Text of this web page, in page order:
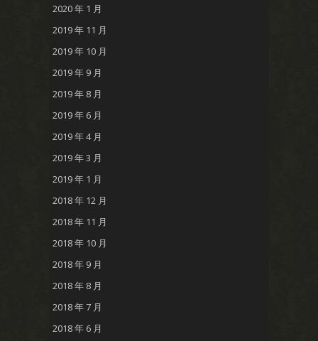
2020 年 1 月
2019 年 11 月
2019 年 10 月
2019 年 9 月
2019 年 8 月
2019 年 6 月
2019 年 4 月
2019 年 3 月
2019 年 1 月
2018 年 12 月
2018 年 11 月
2018 年 10 月
2018 年 9 月
2018 年 8 月
2018 年 7 月
2018 年 6 月